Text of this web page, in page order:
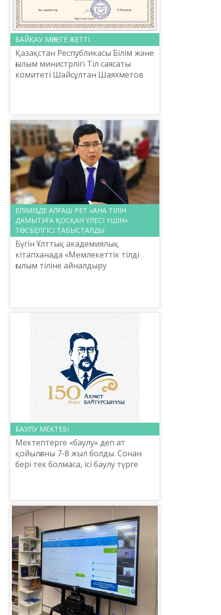
БАЙҚАУ МӘРЕГЕ ЖЕТТІ
Қазақстан Республикасы Білім және
ғылым министрлігі Тіл саясаты
комитеті Шайсұлтан Шаяхметов
ЕЛІМІЗДЕ АЛҒАШ РЕТ «АНА ТІЛІН
ДАМЫТУҒА ҚОСҚАН ҮЛЕСІ ҮШІН»
ТӨСБЕЛГІСІ ТАБЫСТАЛДЫ
Бүгін Ұлттық академиялық
кітапханада «Мемлекеттік тілді
ғылым тіліне айналдыру
БАУЛУ МЕКТЕБІ
Мектептерге «баулу» деп ат
қойылғаны 7-8 жыл болды. Сонан
бері тек болмаса, ісі баулу түрге